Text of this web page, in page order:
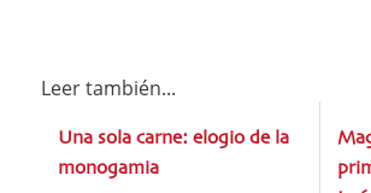
Leer también...
Una sola carne: elogio de la
monogamia